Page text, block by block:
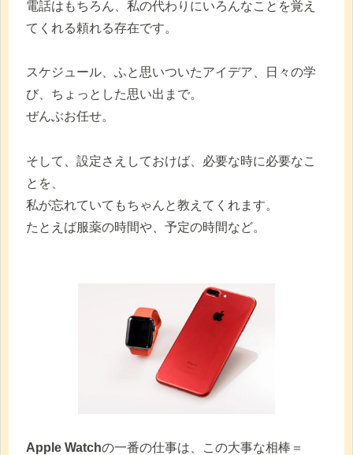
電話はもちろん、私の代わりにいろんなことを覚え
てくれる頼れる存在です。
スケジュール、ふと思いついたアイデア、日々の学
び、ちょっとした思い出まで。
ぜんぶお任せ。
そして、設定さえしておけば、必要な時に必要なこ
とを、
私が忘れていてもちゃんと教えてくれます。
たとえば服薬の時間や、予定の時間など。
Apple Watchの一番の仕事は、この大事な相棒＝